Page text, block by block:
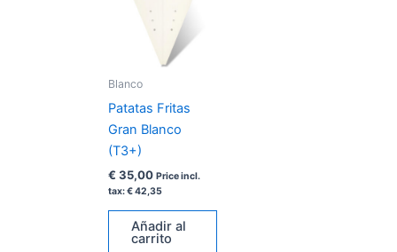
Blanco
Patatas Fritas
Gran Blanco
(T3+)
€ 35,00 Price incl.
tax:€42,35
Añadir al
carrito